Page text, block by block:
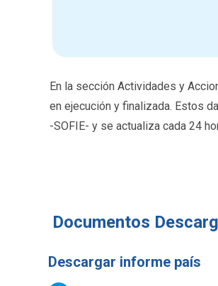
En la sección Actividades y
en ejecución y finalizada. Estos
-SOFIE- y se actualiza cada 24
Documentos
Descargar informe país